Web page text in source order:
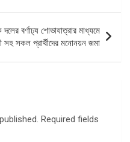
বর্ণাঢ্য শোভাযাত্রার মাধ্যমে
সহ সকল প্রার্থীদের মনোনয়ন জমা
Required fields